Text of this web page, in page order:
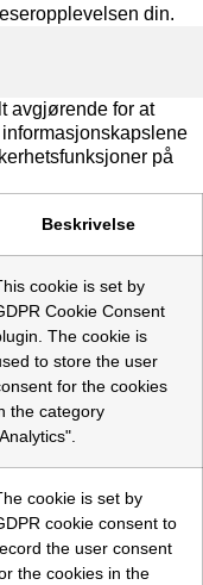
din.
avgjørende for at
på
Beskrivelse
cookie is set by
Cookie Consent
The cookie is
to store the user
for the cookies
the category
cookie is set by
cookie consent to
the user consent
the cookies in the